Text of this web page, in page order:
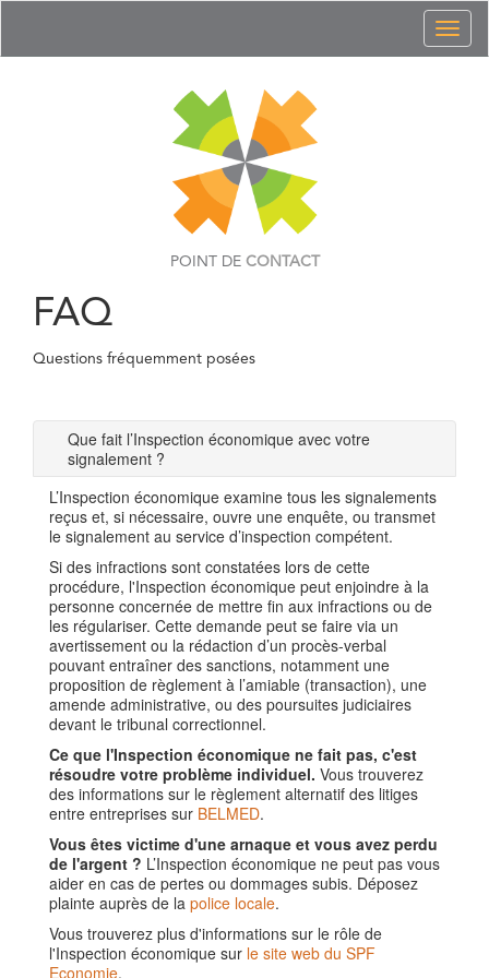
POINT DE CONTACT
FAQ
Questions fréquemment posées
Que fait l’Inspection économique avec votre
signalement ?
L’Inspection économique examine tous les signalements
reçus et, si nécessaire, ouvre une enquête, ou transmet
le signalement au service d’inspection compétent.
Si des infractions sont constatées lors de cette
procédure, l'Inspection économique peut enjoindre à la
personne concernée de mettre fin aux infractions ou de
les régulariser. Cette demande peut se faire via un
avertissement ou la rédaction d’un procès-verbal
pouvant entraîner des sanctions, notamment une
proposition de règlement à l’amiable (transaction), une
amende administrative, ou des poursuites judiciaires
devant le tribunal correctionnel.
Ce que l'Inspection économique ne fait pas, c'est
résoudre votre problème individuel. Vous trouverez
des informations sur le règlement alternatif des litiges
entre entreprises sur BELMED.
Vous êtes victime d'une arnaque et vous avez perdu
de l'argent ? L’Inspection économique ne peut pas vous
aider en cas de pertes ou dommages subis. Déposez
plainte auprès de la police locale.
Vous trouverez plus d'informations sur le rôle de
l'Inspection économique sur le site web du SPF
Economie.